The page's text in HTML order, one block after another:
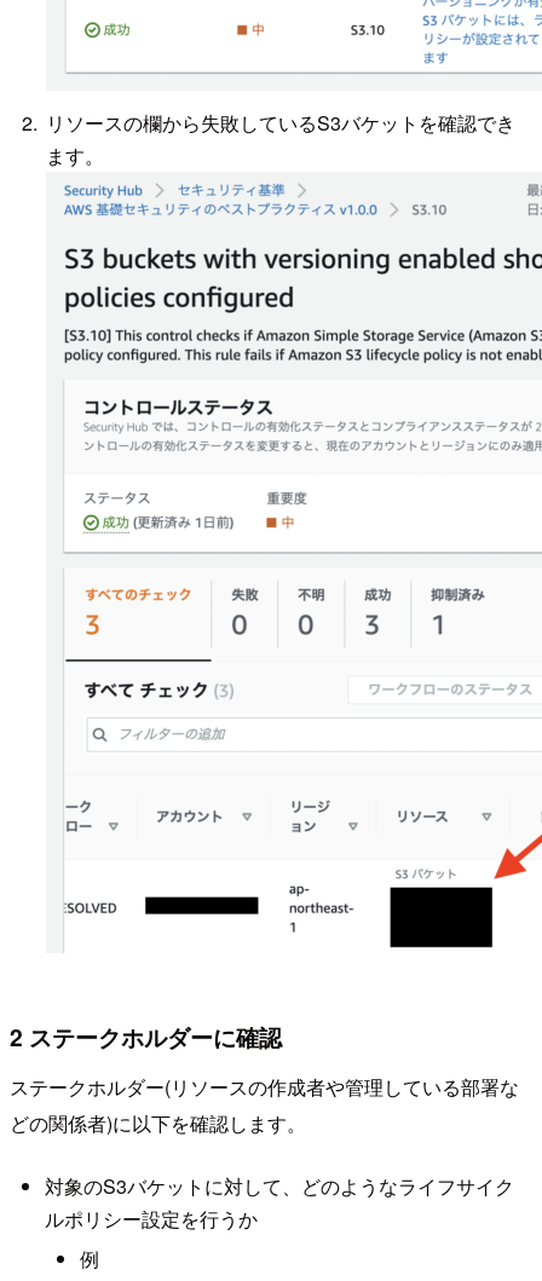
リソースの欄から失敗しているS3バケットを確認でき
ます。
2 ステークホルダーに確認
ステークホルダー(リソースの作成者や管理している部署な
どの関係者)に以下を確認します。
対象のS3バケットに対して、どのようなライフサイク
ルポリシー設定を行うか
例